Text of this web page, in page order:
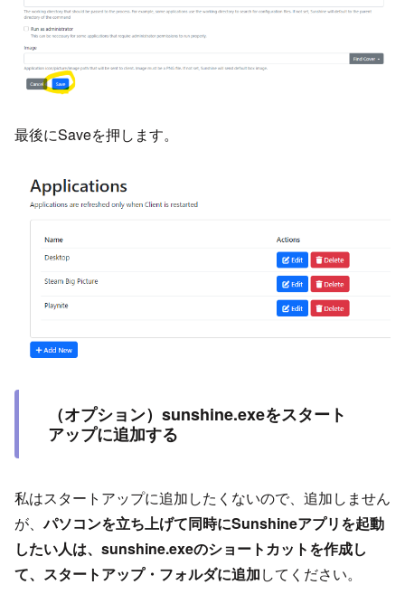
最後にSaveを押します。
（オプション）sunshine.exeをスタート
アップに追加する
私はスタートアップに追加したくないので、追加しません
が、パソコンを立ち上げて同時にSunshineアプリを起動
したい人は、sunshine.exeのショートカットを作成し
て、スタートアップ・フォルダに追加してください。